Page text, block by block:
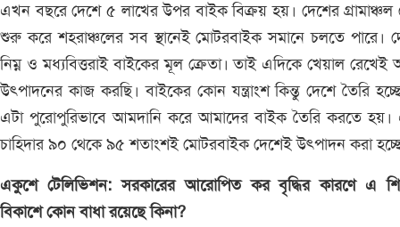
এখন বছরে দেশে ৫ লাখের উপর বাইক বিক্রয় হয়। দেশের গ্রামাঞ্চল
শুরু করে শহরাঞ্চলের সব স্থানেই মোটরবাইক সমানে চলতে পারে।
নিম্ন ও মধ্যবিত্তরাই বাইকের মূল ক্রেতা। তাই এদিকে খেয়াল রেখেই
উৎপাদনের কাজ করছি। বাইকের কোন যন্ত্রাংশ কিন্তু দেশে তৈরি
এটা পুরোপুরিভাবে আমদানি করে আমাদের বাইক তৈরি করতে
চাহিদার ৯০ থেকে ৯৫ শতাংশই মোটরবাইক দেশেই উৎপাদন করা
একুশে টেলিভিশন: সরকারের আরোপিত কর বৃদ্ধির কারণে এ
বিকাশে কোন বাধা রয়েছে কিনা?